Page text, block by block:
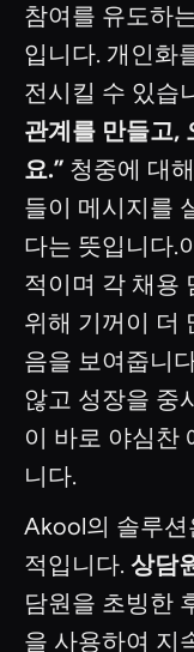
참여를 유도하
입니다. 개인화
전시킬 수 있습
관계를 만들고,
요.” 청중에 대
들이 메시지를
다는 뜻입니다.
적이며 각 채용
위해 기꺼이 더
음을 보여줍니
않고 성장을 중
이 바로 야심찬
니다.
Akool의 솔루
적입니다. 상담
담원을 초빙한
을 사용하여 지